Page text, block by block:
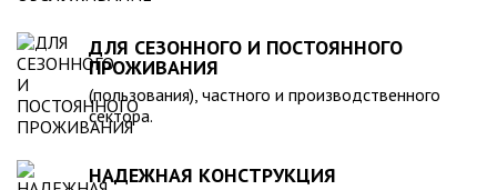
ДЛЯ СЕЗОННОГО И ПОСТОЯННОГО
ПРОЖИВАНИЯ
(пользования), частного и производственного
сектора.
НАДЕЖНАЯ КОНСТРУКЦИЯ